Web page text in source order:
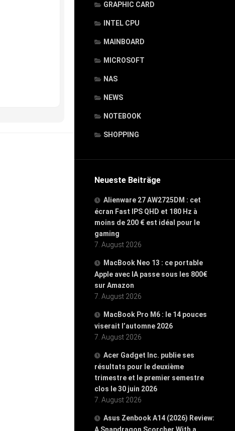
GRAPHIC CARD
INTEL CPU
MAINBOARD
MICROSOFT
NAS
NEWS
NOTEBOOK
SHOPPING
Neueste Beiträge
Alienware 27 AW2725DM : cet
écran Fast IPS QHD et 180 Hz à
moins de 200 € est idéal pour le
gaming
7. August 2026
MacBook Neo 13 : ce portable
Apple avec IA passe sous les 800€
sur Amazon
7. August 2026
MacBook Pro M6 : le 14 pouces
viserait l’automne 2026
7. August 2026
Acer Gadget Inc. publie ses
résultats pour le deuxième
trimestre et le premier semestre
clos le 30 juin 2026
7. August 2026
Asus Zenbook A14 (2026) Review: